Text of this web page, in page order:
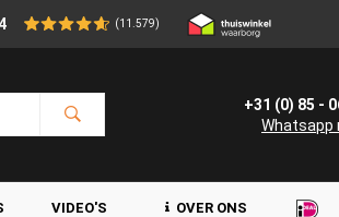
(11.579)
+31 (0) 85 -
Whatsapp
VIDEO'S OVER ONS